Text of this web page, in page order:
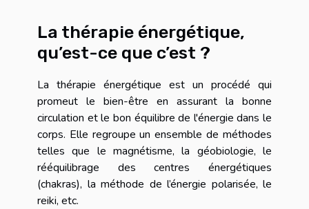
La thérapie énergétique,
qu’est-ce que c’est ?
La thérapie énergétique est un procédé qui
promeut le bien-être en assurant la bonne
circulation et le bon équilibre de l'énergie dans le
corps. Elle regroupe un ensemble de méthodes
telles que le magnétisme, la géobiologie, le
rééquilibrage des centres énergétiques
(chakras), la méthode de l’énergie polarisée, le
reiki, etc.